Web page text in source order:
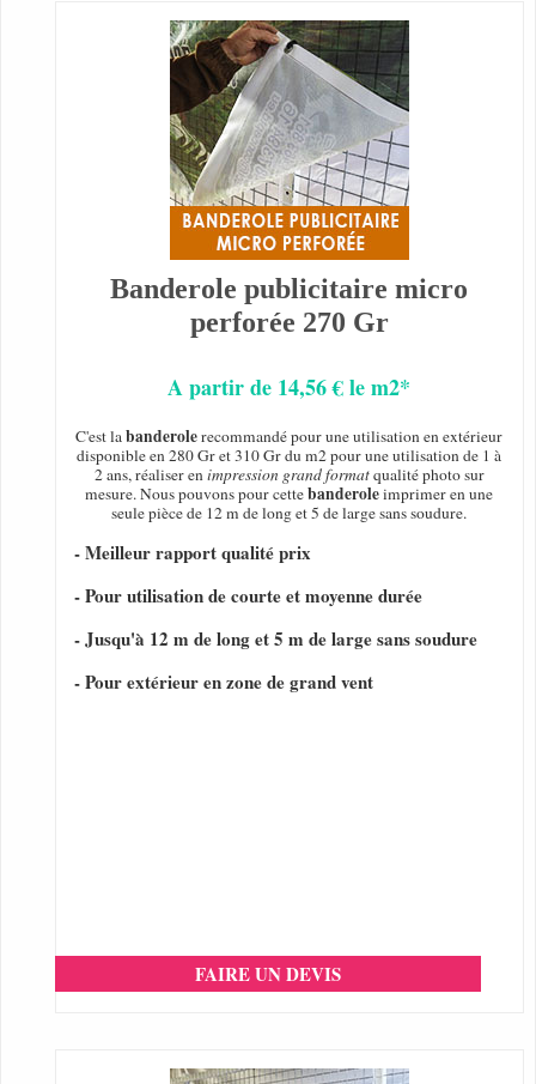
Banderole publicitaire micro
perforée 270 Gr
A partir de 14,56 € le m2*
C'est labanderolerecommandé pour une utilisation en extérieur
disponible en 280 Gr et 310 Gr du m2 pour une utilisation de 1 à
2 ans, réaliser enimpression grand formatqualité photo sur
mesure. Nous pouvons pour cettebanderoleimprimer en une
seule pièce de 12 m de long et 5 de large sans soudure.
- Meilleur rapport qualité prix
- Pour utilisation de courte et moyenne durée
- Jusqu'à 12 m de long et 5 m de large sans soudure
- Pour extérieur en zone de grand vent
FAIRE UN DEVIS